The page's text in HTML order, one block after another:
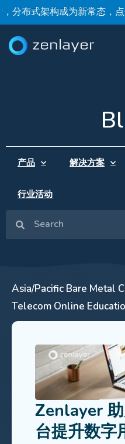
布式架构成为新常态，点击
产品 解决方案
行业活动
Asia/Pacific Bare Metal
Telecom Online
Zenlayer
台提升数字